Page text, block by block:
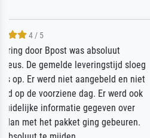
Sehr gute Qualität des
des Rahmens! Unser Bild
sorgfältig und sicher
unbeschadet bei uns
unser letzter Meisterdruck
Dank!